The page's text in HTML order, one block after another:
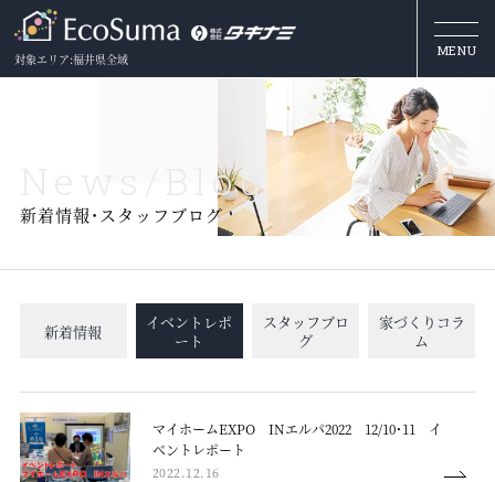
対象エリア:福井県全域
MENU
og
新着情報・スタッフブログ
新着情報
イベントレポ
ート
スタッフブロ
グ
家づくりコラ
ム
マイホームEXPO INエルパ2022 12/10・11 イ
ベントレポート
2022.12.16